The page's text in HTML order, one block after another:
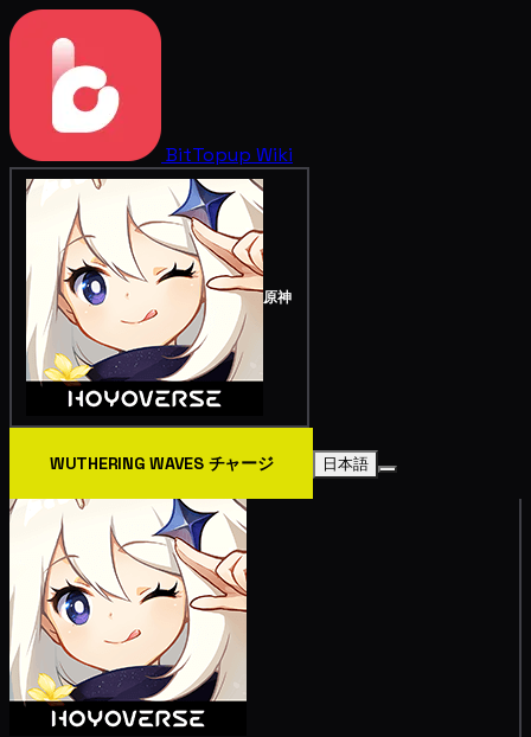
BitTopup Wiki
原神
WUTHERING WAVES チャージ 日本語